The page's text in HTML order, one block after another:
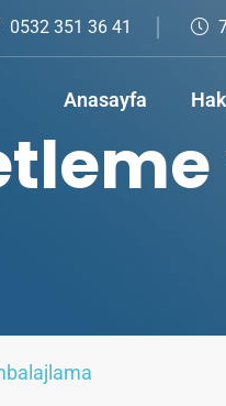
0532 351 36 41
Anasayfa